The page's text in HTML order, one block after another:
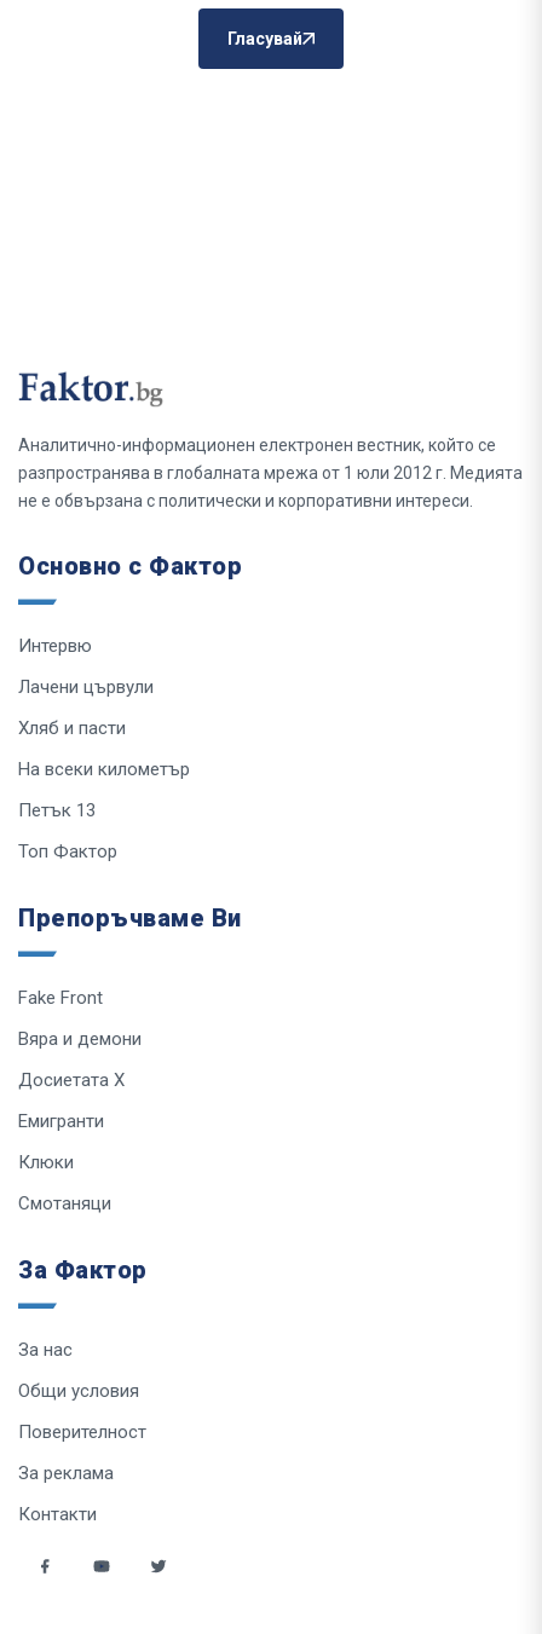
Гласувай
Аналитично-информационен електронен вестник, който се
разпространява в глобалната мрежа от 1 юли 2012 г. Медията
не е обвързана с политически и корпоративни интереси.
Основно с Фактор
Интервю
Лачени цървули
Хляб и пасти
На всеки километър
Петък 13
Топ Фактор
Препоръчваме Ви
Fake Front
Вяра и демони
Досиетата Х
Емигранти
Клюки
Смотаняци
За Фактор
За нас
Общи условия
Поверителност
За реклама
Контакти